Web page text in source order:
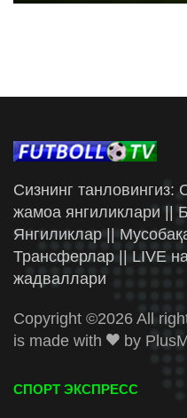
Сизнинг танловингиз:
жамоа янгиликлари ||
Янгиликлар ||
Трансферлар || LIVE
жадваллари
Copyright ©2026 All
is made with
by
СПОРТ ЭКСПРЕСС